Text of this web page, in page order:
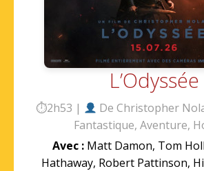
L’Odyssée
⏱2h53 | De Christopher
Fantastique, Aventure,
Avec :Matt Damon, Tom
Hathaway, Robert Pattinson,